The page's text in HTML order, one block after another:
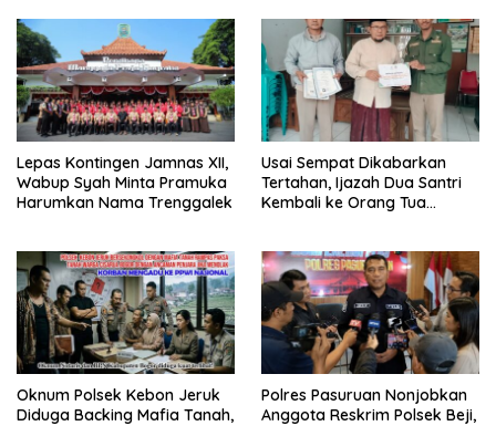
Lepas Kontingen Jamnas XII,
Wabup Syah Minta Pramuka
Harumkan Nama Trenggalek
Usai Sempat Dikabarkan
Tertahan, Ijazah Dua Santri
Kembali ke Orang Tua
Oknum Polsek Kebon Jeruk
Diduga Backing Mafia Tanah,
Polres Pasuruan Nonjobkan
Anggota Reskrim Polsek Beji,